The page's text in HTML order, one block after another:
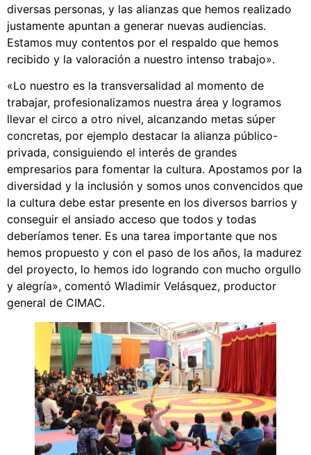
diversas personas, y las alianzas que hemos realizado
justamente apuntan a generar nuevas audiencias.
Estamos muy contentos por el respaldo que hemos
recibido y la valoración a nuestro intenso trabajo».
«Lo nuestro es la transversalidad al momento de
trabajar, profesionalizamos nuestra área y logramos
llevar el circo a otro nivel, alcanzando metas súper
concretas, por ejemplo destacar la alianza público-
privada, consiguiendo el interés de grandes
empresarios para fomentar la cultura. Apostamos por la
diversidad y la inclusión y somos unos convencidos que
la cultura debe estar presente en los diversos barrios y
conseguir el ansiado acceso que todos y todas
deberíamos tener. Es una tarea importante que nos
hemos propuesto y con el paso de los años, la madurez
del proyecto, lo hemos ido logrando con mucho orgullo
y alegría», comentó Wladimir Velásquez, productor
general de CIMAC.